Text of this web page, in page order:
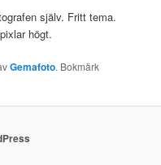
själv. Fritt tema.
högt.
Gemafoto. Bokmärk